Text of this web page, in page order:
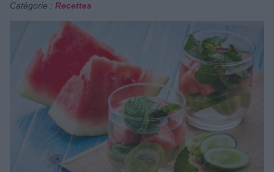
Catégorie : Recettes